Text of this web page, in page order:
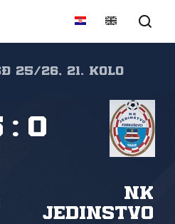
25/26, 21. kolo
NK
Jedinstvo
: 0